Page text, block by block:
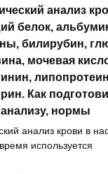
анализ
белок,
билирубин,
мочевая
Как
анализу, нормы
анализ крови в
время используется